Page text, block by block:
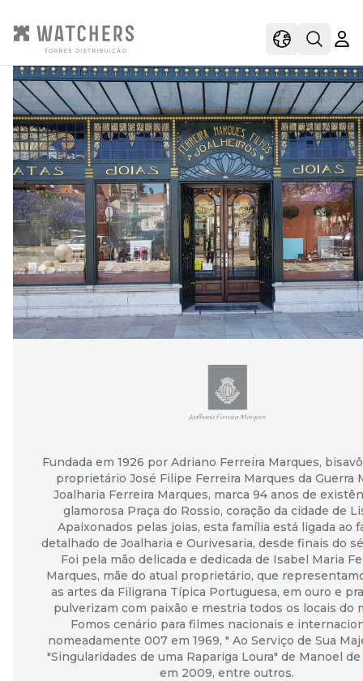
viewOpen
Fundada em 1926 por Adriano Ferreira Marques,
proprietário José Filipe Ferreira Marques da Guerra
Joalharia Ferreira Marques, marca 94 anos de
glamorosa Praça do Rossio, coração da cidade de
Apaixonados pelas joias, esta família está ligada ao
detalhado de Joalharia e Ourivesaria, desde finais do
Foi pela mão delicada e dedicada de Isabel Maria
Marques, mãe do atual proprietário, que
as artes da Filigrana Típica Portuguesa, em ouro e
pulverizam com paixão e mestria todos os locais do
Fomos cenário para filmes nacionais e
nomeadamente 007 em 1969, " Ao Serviço de Sua
"Singularidades de uma Rapariga Loura" de Manoel
em 2009, entre outros.